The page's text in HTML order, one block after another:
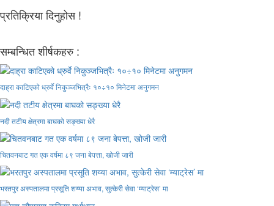
प्रतिक्रिया दिनुहोस !
सम्बन्धित शीर्षकहरु :
दाह्रा काटिएको ध्रुर्वे निकुञ्जभित्रैः १०÷१० मिनेटमा अनुगमन
नदी तटीय क्षेत्रमा बाघको सङ्ख्या धेरै
चितवनबाट गत एक वर्षमा ८९ जना बेपत्ता, खोजी जारी
भरतपुर अस्पतालमा प्रसूति शय्या अभाव, सुत्केरी सेवा ‘म्याट्रेस’ मा